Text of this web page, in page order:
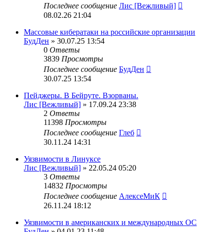
Последнее сообщение Лис [Вежливый]
08.02.26 21:04
Массовые кибератаки на российские организации
БудДен » 30.07.25 13:54
0 Ответы
3839 Просмотры
Последнее сообщение БудДен
30.07.25 13:54
Пейджеры. В Бейруте. Взорваны.
Лис [Вежливый] » 17.09.24 23:38
2 Ответы
11398 Просмотры
Последнее сообщение Глеб
30.11.24 14:31
Уязвимости в Линуксе
Лис [Вежливый] » 22.05.24 05:20
3 Ответы
14832 Просмотры
Последнее сообщение АлексеМиК
26.11.24 18:12
Уязвимости в американских и международных ОС